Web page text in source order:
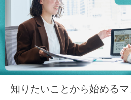
知りたいことから始める